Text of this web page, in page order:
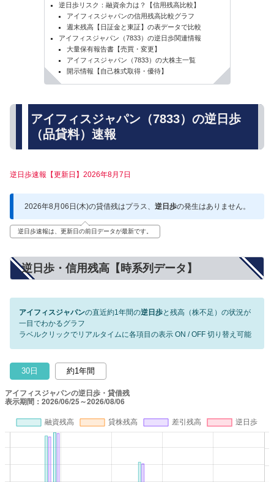
逆日歩リスク：融資余力は？【信用残高比較】
アイフィスジャパンの信用残高比較グラフ
週末残高【日証金と東証】の表データで比較
アイフィスジャパン（7833）の逆日歩関連情報
大量保有報告書【売買・変更】
アイフィスジャパン（7833）の大株主一覧
開示情報【自己株式取得・優待】
アイフィスジャパン（7833）の逆日歩
（品貸料）速報
逆日歩速報【更新日】2026年8月7日
2026年8月06日(木)の貸借残はプラス、 逆日歩の発生はありません。
逆日歩速報は、更新日の前日データが最新です。
逆日歩・信用残高【時系列データ】
アイフィスジャパンの直近約1年間の逆日歩と残高（株不足）の状況が
一目でわかるグラフ
ラベルクリックでリアルタイムに各項目の表示 ON / OFF 切り替え可能
30日 約1年間